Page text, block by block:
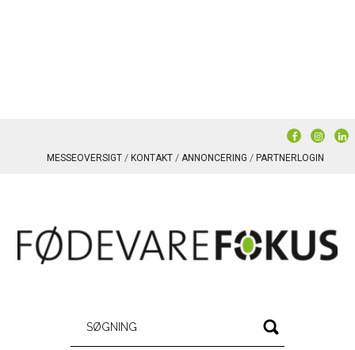
MESSEOVERSIGT KONTAKT ANNONCERING PARTNERLOGIN